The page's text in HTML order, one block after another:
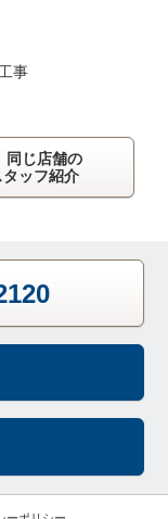
事
同じ店舗の
タッフ紹介